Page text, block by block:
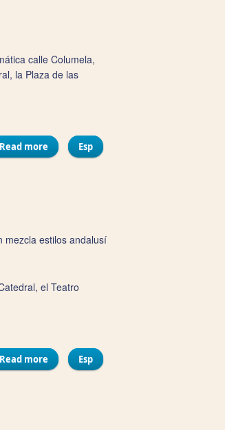
calle Columela,
la Plaza de las
Read more about Hotel Soho Boutique Columela
Esp
mezcla estilos andalusí
el Teatro
Read more about Hotel Argantonio
Esp